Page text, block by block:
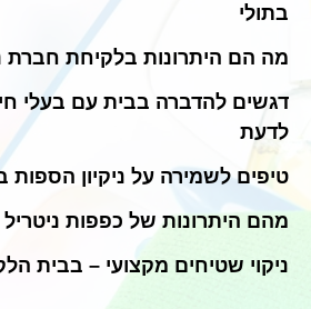
בתולי
מה הם היתרונות בלקיחת חברת
דגשים להדברה בבית עם בעלי
לדעת
טיפים לשמירה על ניקיון הספות
מהם היתרונות של כפפות ניטריל
ניקוי שטיחים מקצועי – בבית